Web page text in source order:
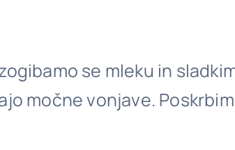
se mleku in
močne vonjave.